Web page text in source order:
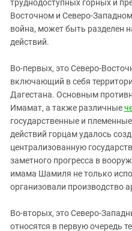
труднодоступных горных и
Восточном и Северо-
война, может быть разделен
действий.
Во-первых, это Северо-
включающий в себя
Дагестана. Основным
Имамат, а также различные
государственные и
действий горцам удалось
централизованную
заметного прогресса в
имама Шамиля не только
организовали производство
Во-вторых, это Северо-
относятся в первую очередь